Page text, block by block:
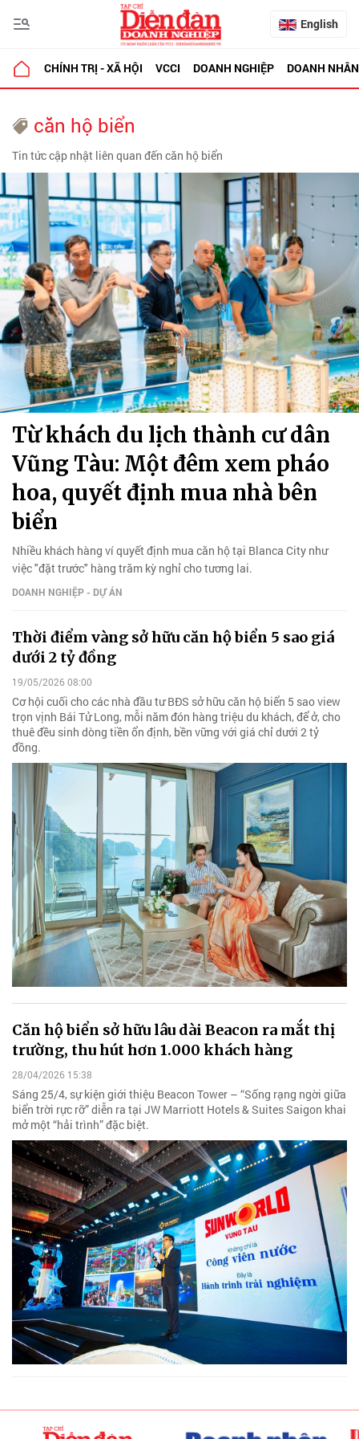
English
CHÍNH TRỊ - XÃ HỘI VCCI DOANH NGHIỆP DOANH NHÂN
căn hộ biển
Tin tức cập nhật liên quan đến căn hộ biển
Từ khách du lịch thành cư dân
Vũng Tàu: Một đêm xem pháo
hoa, quyết định mua nhà bên
biển
Nhiều khách hàng ví quyết định mua căn hộ tại Blanca City như
việc "đặt trước" hàng trăm kỳ nghỉ cho tương lai.
DOANH NGHIỆP - DỰ ÁN
Thời điểm vàng sở hữu căn hộ biển 5 sao giá
dưới 2 tỷ đồng
19/05/2026 08:00
Cơ hội cuối cho các nhà đầu tư BĐS sở hữu căn hộ biển 5 sao view
trọn vịnh Bái Tử Long, mỗi năm đón hàng triệu du khách, để ở, cho
thuê đều sinh dòng tiền ổn định, bền vững với giá chỉ dưới 2 tỷ
đồng.
Căn hộ biển sở hữu lâu dài Beacon ra mắt thị
trường, thu hút hơn 1.000 khách hàng
28/04/2026 15:38
Sáng 25/4, sự kiện giới thiệu Beacon Tower – “Sống rạng ngời giữa
biển trời rực rỡ” diễn ra tại JW Marriott Hotels & Suites Saigon khai
mở một “hải trình” đặc biệt.